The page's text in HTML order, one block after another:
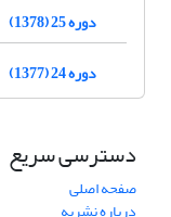
دوره 25 (1378)
دوره 24 (1377)
دسترسی سریع
صفحه اصلی
درباره نشریه